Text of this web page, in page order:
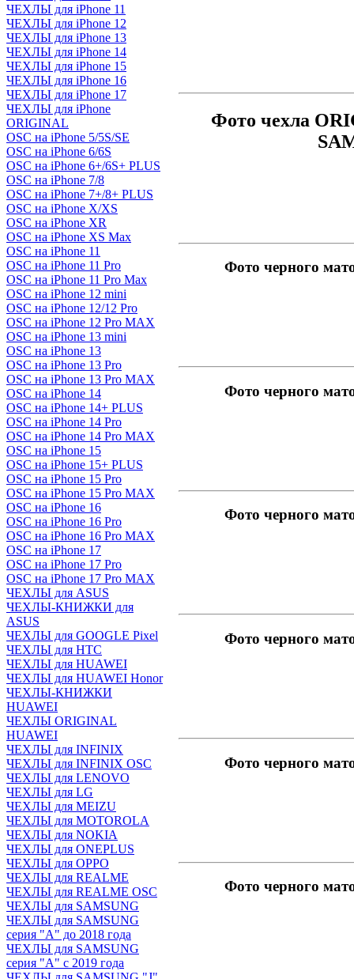
ЧЕХЛЫ для iPhone 11
ЧЕХЛЫ для iPhone 12
ЧЕХЛЫ для iPhone 13
ЧЕХЛЫ для iPhone 14
ЧЕХЛЫ для iPhone 15
ЧЕХЛЫ для iPhone 16
ЧЕХЛЫ для iPhone 17
ЧЕХЛЫ для iPhone
ORIGINAL
OSC на iPhone 5/5S/SE
OSC на iPhone 6/6S
OSC на iPhone 6+/6S+ PLUS
OSC на iPhone 7/8
OSC на iPhone 7+/8+ PLUS
OSC на iPhone X/XS
OSC на iPhone XR
OSC на iPhone XS Max
OSC на iPhone 11
OSC на iPhone 11 Pro
OSC на iPhone 11 Pro Max
OSC на iPhone 12 mini
OSC на iPhone 12/12 Pro
OSC на iPhone 12 Pro MAX
OSC на iPhone 13 mini
OSC на iPhone 13
OSC на iPhone 13 Pro
OSC на iPhone 13 Pro MAX
OSC на iPhone 14
OSC на iPhone 14+ PLUS
OSC на iPhone 14 Pro
OSC на iPhone 14 Pro MAX
OSC на iPhone 15
OSC на iPhone 15+ PLUS
OSC на iPhone 15 Pro
OSC на iPhone 15 Pro MAX
OSC на iPhone 16
OSC на iPhone 16 Pro
OSC на iPhone 16 Pro MAX
OSC на iPhone 17
OSC на iPhone 17 Pro
OSC на iPhone 17 Pro MAX
ЧЕХЛЫ для ASUS
ЧЕХЛЫ-КНИЖКИ для
ASUS
ЧЕХЛЫ для GOOGLE Pixel
ЧЕХЛЫ для HTC
ЧЕХЛЫ для HUAWEI
ЧЕХЛЫ для HUAWEI Honor
ЧЕХЛЫ-КНИЖКИ
HUAWEI
ЧЕХЛЫ ORIGINAL
HUAWEI
ЧЕХЛЫ для INFINIX
ЧЕХЛЫ для INFINIX OSC
ЧЕХЛЫ для LENOVO
ЧЕХЛЫ для LG
ЧЕХЛЫ для MEIZU
ЧЕХЛЫ для MOTOROLA
ЧЕХЛЫ для NOKIA
ЧЕХЛЫ для ONEPLUS
ЧЕХЛЫ для OPPO
ЧЕХЛЫ для REALME
ЧЕХЛЫ для REALME OSC
ЧЕХЛЫ для SAMSUNG
ЧЕХЛЫ для SAMSUNG
серия "A" до 2018 года
ЧЕХЛЫ для SAMSUNG
серия "A" с 2019 года
Фото чехла
Фото черного
Фото черного
Фото черного
Фото черного
Фото черного
Фото черного